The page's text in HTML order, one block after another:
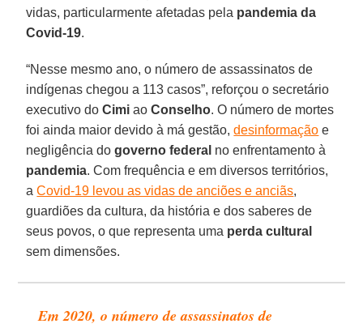
vidas, particularmente afetadas pela pandemia da
Covid-19.
“Nesse mesmo ano, o número de assassinatos de
indígenas chegou a 113 casos”, reforçou o secretário
executivo doCimi aoConselho. O número de mortes
foi ainda maior devido à má gestão,desinformação e
negligência dogoverno federal no enfrentamento à
pandemia. Com frequência e em diversos territórios,
aCovid-19 levou as vidas de anciões e anciãs,
guardiões da cultura, da história e dos saberes de
seus povos, o que representa uma perda cultural
sem dimensões.
Em 2020, o número de assassinatos de